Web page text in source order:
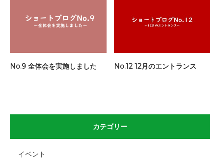
No.9 全体会を実施しました No.12 12月のエントランス
カテゴリー
イベント